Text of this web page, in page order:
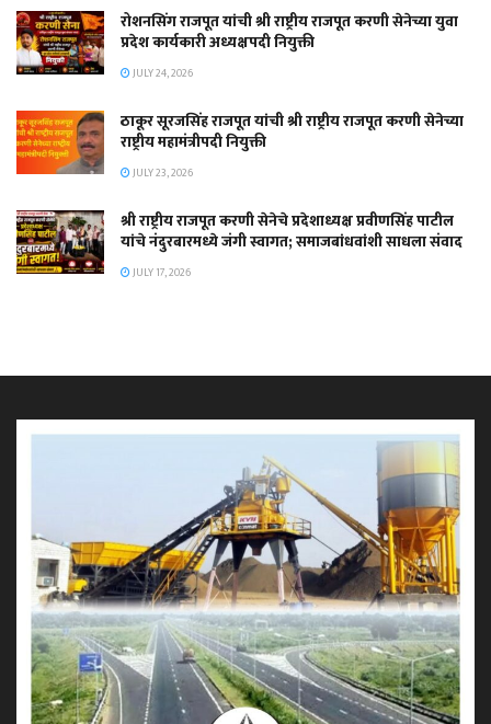
रोशनसिंग राजपूत यांची श्री राष्ट्रीय राजपूत करणी सेनेच्या युवा
प्रदेश कार्यकारी अध्यक्षपदी नियुक्ती
JULY 24, 2026
ठाकूर सूरजसिंह राजपूत यांची श्री राष्ट्रीय राजपूत करणी सेनेच्या
राष्ट्रीय महामंत्रीपदी नियुक्ती
JULY 23, 2026
श्री राष्ट्रीय राजपूत करणी सेनेचे प्रदेशाध्यक्ष प्रवीणसिंह पाटील
यांचे नंदुरबारमध्ये जंगी स्वागत; समाजबांधवांशी साधला संवाद
JULY 17, 2026